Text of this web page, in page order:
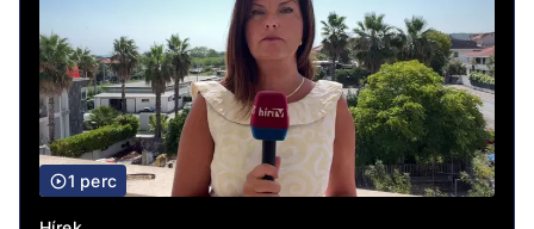
1 perc